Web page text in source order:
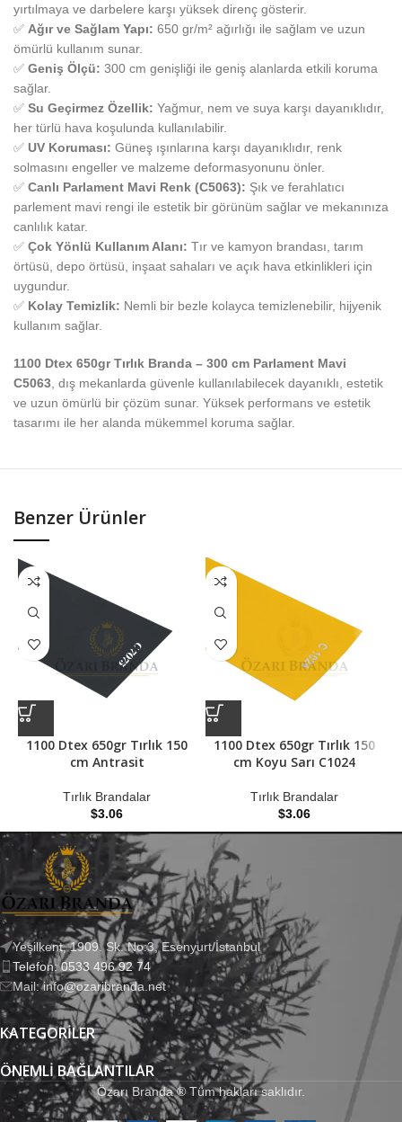
yırtılmaya ve darbelere karşı yüksek direnç gösterir.
✅ Ağır ve Sağlam Yapı: 650 gr/m² ağırlığı ile sağlam ve uzun
ömürlü kullanım sunar.
✅ Geniş Ölçü: 300 cm genişliği ile geniş alanlarda etkili koruma
sağlar.
✅ Su Geçirmez Özellik: Yağmur, nem ve suya karşı dayanıklıdır,
her türlü hava koşulunda kullanılabilir.
✅ UV Koruması: Güneş ışınlarına karşı dayanıklıdır, renk
solmasını engeller ve malzeme deformasyonunu önler.
✅ Canlı Parlament Mavi Renk (C5063): Şık ve ferahlatıcı
parlement mavi rengi ile estetik bir görünüm sağlar ve mekanınıza
canlılık katar.
✅ Çok Yönlü Kullanım Alanı: Tır ve kamyon brandası, tarım
örtüsü, depo örtüsü, inşaat sahaları ve açık hava etkinlikleri için
uygundur.
✅ Kolay Temizlik: Nemli bir bezle kolayca temizlenebilir, hijyenik
kullanım sağlar.
1100 Dtex 650gr Tırlık Branda – 300 cm Parlament Mavi
C5063 , dış mekanlarda güvenle kullanılabilecek dayanıklı, estetik
ve uzun ömürlü bir çözüm sunar. Yüksek performans ve estetik
tasarımı ile her alanda mükemmel koruma sağlar.
Benzer Ürünler
1100 Dtex 650gr Tırlık 150
cm Antrasit
Tırlık Brandalar
$3.06
1100 Dtex 650gr Tırlık 150
cm Koyu Sarı C1024
Tırlık Brandalar
$3.06
Yeşilkent, 1909. Sk. No:3, Esenyurt/İstanbul
Telefon: 0533 496 92 74
Mail: info@ozaribranda.net
KATEGORILER
ÖNEMLI BAĞLANTILAR
Özarı Branda ® Tüm hakları saklıdır.